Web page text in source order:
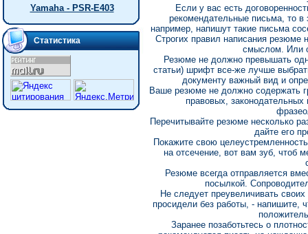
Yamaha - PSR-E403
Статистика
Если у вас есть
рекомендательные письма, то
например, напишут такие письма
Строгих правил написания резюме
смыслом. Или
Резюме не должно превышать
статьи) шрифт все-же лучше
документу важный вид и
Ваше резюме не должно содержать
правовых,
Перечитывайте резюме несколько
дайте его
Покажите свою
на отсечение, вот вам зуб, чтоб
Резюме всегда отправляется
посылкой.
Hе следует преувеличивать
просидели без работы, - напишите,
Заранее позаботьтесь о